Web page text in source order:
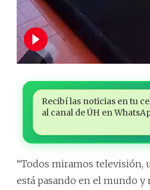
Recibí las noticias en tu
al canal de ÚH en
“Todos miramos televisión,
está pasando en el mundo y